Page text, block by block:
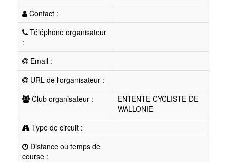
Contact :
Téléphone organisateur
:
Email :
URL de l'organisateur :
Club organisateur :
ENTENTE CYCLISTE DE
WALLONIE
Type de circuit :
Distance ou temps de
course :